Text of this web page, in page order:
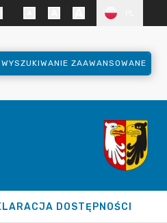
WYSZUKIWANIE ZAAWANSOWANE
DOSTĘPNOŚCI